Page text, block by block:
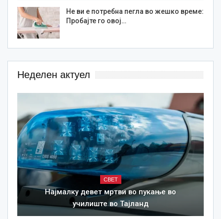
Не ви е потребна пегла во жешко време:
Пробајте го овој…
Неделен актуел
СВЕТ
Најмалку девет мртви во пукање во
училиште во Тајланд